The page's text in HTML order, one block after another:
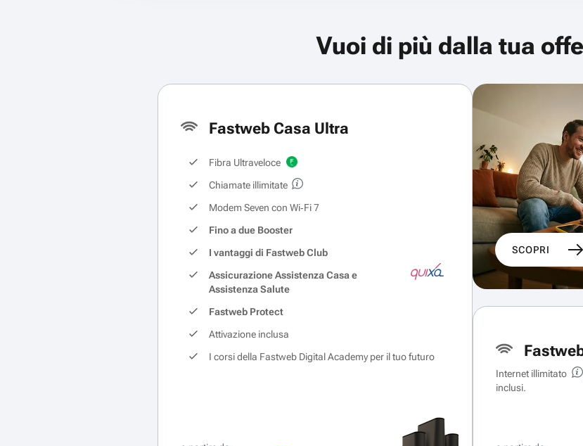
Vuoi di più dalla tua
Fastweb Casa Ultra
Fibra Ultraveloce
Chiamate illimitate
Modem Seven con Wi‑Fi 7
Fino a due Booster
I vantaggi di Fastweb Club
Assicurazione Assistenza Casa e
Assistenza Salute
Fastweb Protect
Attivazione inclusa
I corsi della Fastweb Digital Academy per il tuo futuro
SCOPRI
Internet illimitato
inclusi.